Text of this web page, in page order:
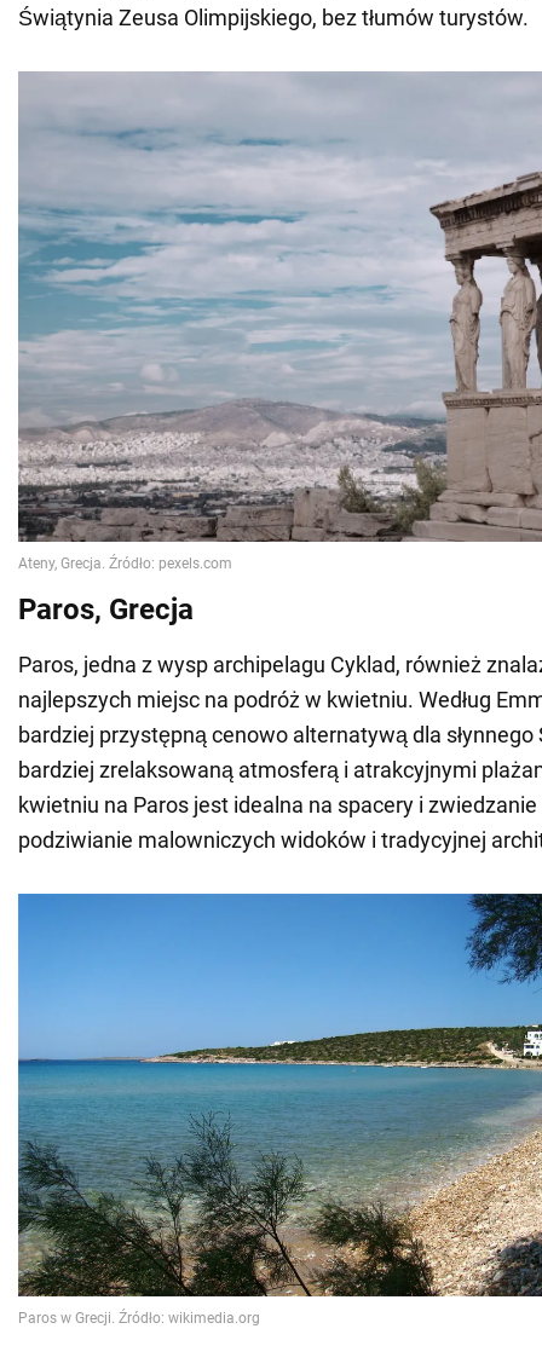
Świątynia Zeusa Olimpijskiego, bez tłumów turystów.
Paros, Grecja
Paros, jedna z wysp archipelagu Cyklad, również
najlepszych miejsc na podróż w kwietniu. Według
bardziej przystępną cenowo alternatywą dla słynnego
bardziej zrelaksowaną atmosferą i atrakcyjnymi
kwietniu na Paros jest idealna na spacery i
podziwianie malowniczych widoków i tradycyjnej